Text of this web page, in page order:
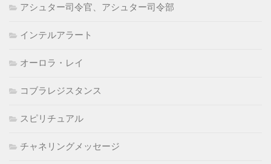
アシュター司令官、アシュター司令部
インテルアラート
オーロラ・レイ
コブラレジスタンス
スピリチュアル
チャネリングメッセージ